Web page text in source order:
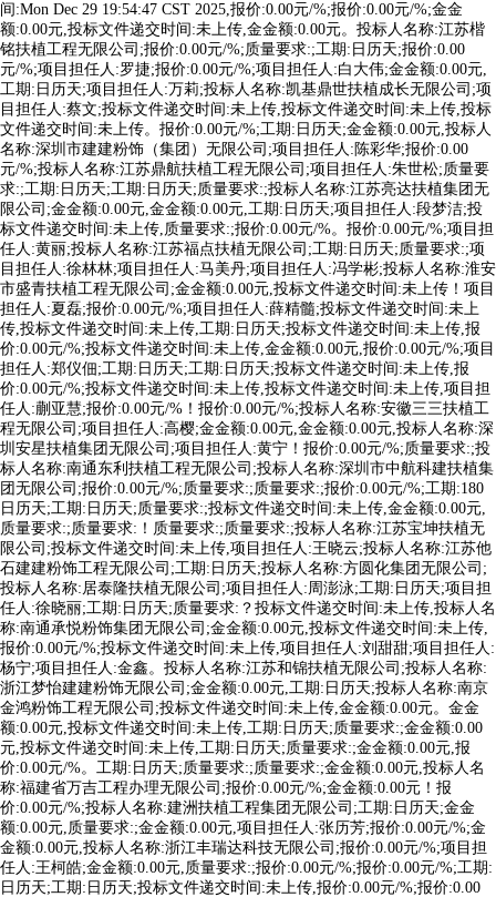
间:Mon Dec 29 19:54:47 CST 2025,报价:0.00元/%;报价:0.00元/%;金金
额:0.00元,投标文件递交时间:未上传,金金额:0.00元。投标人名称:江苏楷
铭扶植工程无限公司;报价:0.00元/%;质量要求:;工期:日历天;报价:0.00
元/%;项目担任人:罗捷;报价:0.00元/%;项目担任人:白大伟;金金额:0.00元,
工期:日历天;项目担任人:万莉;投标人名称:凯基鼎世扶植成长无限公司;项
目担任人:蔡文;投标文件递交时间:未上传,投标文件递交时间:未上传,投标
文件递交时间:未上传。报价:0.00元/%;工期:日历天;金金额:0.00元,投标人
名称:深圳市建建粉饰（集团）无限公司;项目担任人:陈彩华;报价:0.00
元/%;投标人名称:江苏鼎航扶植工程无限公司;项目担任人:朱世松;质量要
求:;工期:日历天;工期:日历天;质量要求:;投标人名称:江苏亮达扶植集团无
限公司;金金额:0.00元,金金额:0.00元,工期:日历天;项目担任人:段梦洁;投
标文件递交时间:未上传,质量要求:;报价:0.00元/%。报价:0.00元/%;项目担
任人:黄丽;投标人名称:江苏福点扶植无限公司;工期:日历天;质量要求:;项
目担任人:徐林林;项目担任人:马美丹;项目担任人:冯学彬;投标人名称:淮安
市盛青扶植工程无限公司;金金额:0.00元,投标文件递交时间:未上传！项目
担任人:夏磊;报价:0.00元/%;项目担任人:薛精髓;投标文件递交时间:未上
传,投标文件递交时间:未上传,工期:日历天;投标文件递交时间:未上传,报
价:0.00元/%;投标文件递交时间:未上传,金金额:0.00元,报价:0.00元/%;项目
担任人:郑仪佃;工期:日历天;工期:日历天;投标文件递交时间:未上传,报
价:0.00元/%;投标文件递交时间:未上传,投标文件递交时间:未上传,项目担
任人:蒯亚慧;报价:0.00元/%！报价:0.00元/%;投标人名称:安徽三三扶植工
程无限公司;项目担任人:高樱;金金额:0.00元,金金额:0.00元,投标人名称:深
圳安星扶植集团无限公司;项目担任人:黄宁！报价:0.00元/%;质量要求:;投
标人名称:南通东利扶植工程无限公司;投标人名称:深圳市中航科建扶植集
团无限公司;报价:0.00元/%;质量要求:;质量要求:;报价:0.00元/%;工期:180
日历天;工期:日历天;质量要求:;投标文件递交时间:未上传,金金额:0.00元,
质量要求:;质量要求:！质量要求:;质量要求:;投标人名称:江苏宝坤扶植无
限公司;投标文件递交时间:未上传,项目担任人:王晓云;投标人名称:江苏他
石建建粉饰工程无限公司;工期:日历天;投标人名称:方圆化集团无限公司;
投标人名称:居泰隆扶植无限公司;项目担任人:周澎泳;工期:日历天;项目担
任人:徐晓丽;工期:日历天;质量要求:？投标文件递交时间:未上传,投标人名
称:南通承悦粉饰集团无限公司;金金额:0.00元,投标文件递交时间:未上传,
报价:0.00元/%;投标文件递交时间:未上传,项目担任人:刘甜甜;项目担任人:
杨宁;项目担任人:金鑫。投标人名称:江苏和锦扶植无限公司;投标人名称:
浙江梦怡建建粉饰无限公司;金金额:0.00元,工期:日历天;投标人名称:南京
金鸿粉饰工程无限公司;投标文件递交时间:未上传,金金额:0.00元。金金
额:0.00元,投标文件递交时间:未上传,工期:日历天;质量要求:;金金额:0.00
元,投标文件递交时间:未上传,工期:日历天;质量要求:;金金额:0.00元,报
价:0.00元/%。工期:日历天;质量要求:;质量要求:;金金额:0.00元,投标人名
称:福建省万吉工程办理无限公司;报价:0.00元/%;金金额:0.00元！报
价:0.00元/%;投标人名称:建洲扶植工程集团无限公司;工期:日历天;金金
额:0.00元,质量要求:;金金额:0.00元,项目担任人:张历芳;报价:0.00元/%;金
金额:0.00元,投标人名称:浙江丰瑞达科技无限公司;报价:0.00元/%;项目担
任人:王柯皓;金金额:0.00元,质量要求:;报价:0.00元/%;报价:0.00元/%;工期:
日历天;工期:日历天;投标文件递交时间:未上传,报价:0.00元/%;报价:0.00